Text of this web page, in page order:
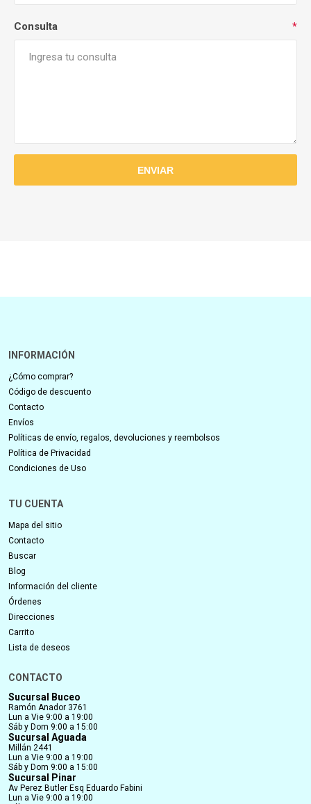
Consulta *
INFORMACIÓN
¿Cómo comprar?
Código de descuento
Contacto
Envíos
Políticas de envío, regalos, devoluciones y reembolsos
Política de Privacidad
Condiciones de Uso
TU CUENTA
Mapa del sitio
Contacto
Buscar
Blog
Información del cliente
Órdenes
Direcciones
Carrito
Lista de deseos
CONTACTO
Sucursal Buceo
Ramón Anador 3761
Lun a Vie 9:00 a 19:00
Sáb y Dom 9:00 a 15:00
Sucursal Aguada
Millán 2441
Lun a Vie 9:00 a 19:00
Sáb y Dom 9:00 a 15:00
Sucursal Pinar
Av Perez Butler Esq Eduardo Fabini
Lun a Vie 9:00 a 19:00